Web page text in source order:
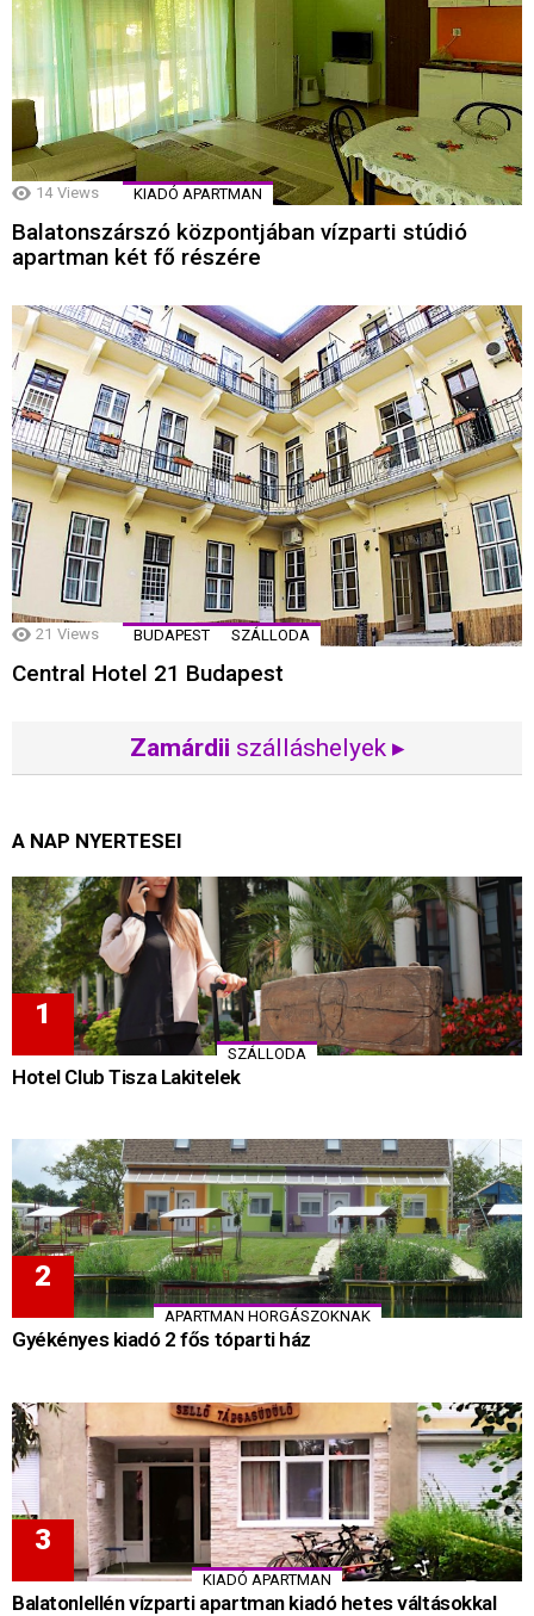
14 Views KIADÓ APARTMAN
Balatonszárszó központjában vízparti stúdió
apartman két fő részére
21 Views BUDAPEST SZÁLLODA
Central Hotel 21 Budapest
Zamárdii szálláshelyek ▸
A NAP NYERTESEI
SZÁLLODA
Hotel Club Tisza Lakitelek
APARTMAN HORGÁSZOKNAK
Gyékényes kiadó 2 fős tóparti ház
KIADÓ APARTMAN
Balatonlellén vízparti apartman kiadó hetes váltásokkal